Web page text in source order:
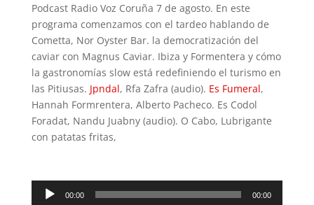
Podcast Radio Voz Coruña 7 de agosto. En este
programa comenzamos con el tardeo hablando de
Cometta, Nor Oyster Bar. la democratización del
caviar con Magnus Caviar. Ibiza y Formentera y cómo
la gastronomías slow está redefiniendo el turismo en
las Pitiusas. Jpndal, Rfa Zafra (audio). Es Fumeral,
Hannah Formrentera, Alberto Pacheco. Es Codol
Foradat, Nandu Juabny (audio). O Cabo, Lubrigante
con patatas fritas,
Reproductor
00:00 00:00